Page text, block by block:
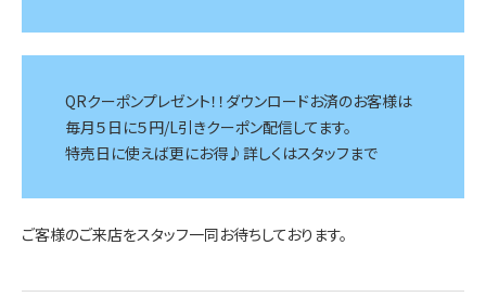
QRクーポンプレゼント！！ダウンロードお済のお客様は
毎月５日に５円/L引きクーポン配信してます。
特売日に使えば更にお得♪詳しくはスタッフまで
ご客様のご来店をスタッフ一同お待ちしております。